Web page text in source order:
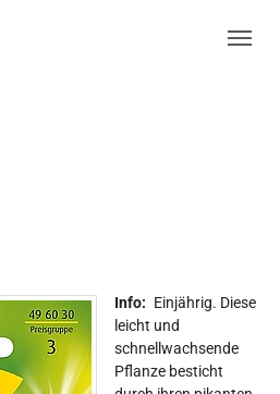
Info: Einjährig. Diese
leicht und
schnellwachsende
Pflanze besticht